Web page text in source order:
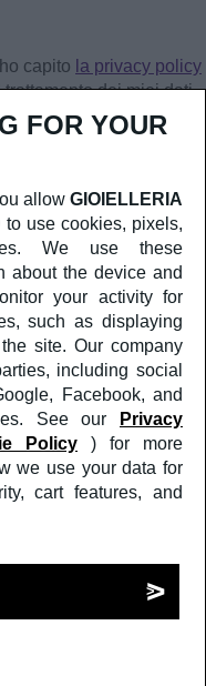
capito la privacy policy
dei miei dati
VENDITA
DI ROSATI
FOR YOUR
allow GIOIELLERIA
to use cookies, pixels,
We use these
about the device and
your activity for
such as displaying
site. Our company
including social
Facebook, and
See our
Privacy
Policy
) for more
we use your data for
cart features, and